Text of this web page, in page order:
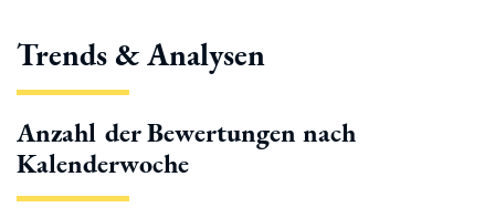
Trends & Analysen
Anzahl der Bewertungen nach
Kalenderwoche